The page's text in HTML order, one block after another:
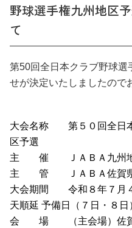
野球選手権九州地区
て
第50回全日本クラブ野球選
せが決定いたしましたので
大会名称 第５０回全日
区予選
主 催 ＪＡＢＡ九州地
主 管 ＪＡＢＡ佐賀県
大会期間 令和８年７月
天順延 予備日（７日・８日
会 場 （主会場） 佐